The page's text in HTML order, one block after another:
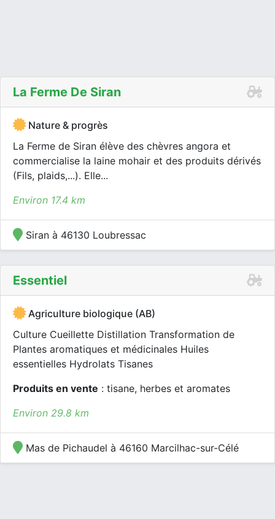
La Ferme De Siran
Nature & progrès
La Ferme de Siran élève des chèvres angora et
commercialise la laine mohair et des produits dérivés
(Fils, plaids,...). Elle...
Environ 17.4 km
Siran à 46130 Loubressac
Essentiel
Agriculture biologique (AB)
Culture Cueillette Distillation Transformation de
Plantes aromatiques et médicinales Huiles
essentielles Hydrolats Tisanes
Produits en vente : tisane, herbes et aromates
Environ 29.8 km
Mas de Pichaudel à 46160 Marcilhac-sur-Célé